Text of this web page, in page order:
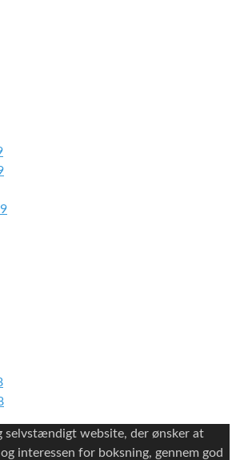
selvstændigt website, der ønsker at
interessen for boksning, gennem god